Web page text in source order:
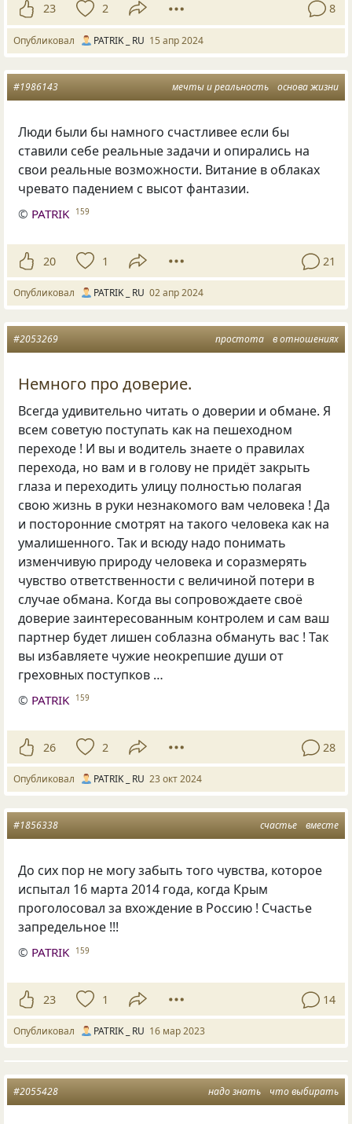
23 2 8
Опубликовал PATRIK _ RU 15 апр 2024
мечты и реальность основа жизни
#1986143
Люди были бы намного счастливее если бы
ставили себе реальные задачи и опирались на
свои реальные возможности. Витание в облаках
чревато падением с высот фантазии.
© PATRIK 159
20 1 21
Опубликовал PATRIK _ RU 02 апр 2024
простота в отношениях
#2053269
Немного про доверие.
Всегда удивительно читать о доверии и обмане. Я
всем советую поступать как на пешеходном
переходе ! И вы и водитель знаете о правилах
перехода, но вам и в голову не придёт закрыть
глаза и переходить улицу полностью полагая
свою жизнь в руки незнакомого вам человека ! Да
и посторонние смотрят на такого человека как на
умалишенного. Так и всюду надо понимать
изменчивую природу человека и соразмерять
чувство ответственности с величиной потери в
случае обмана. Когда вы сопровождаете своё
доверие заинтересованным контролем и сам ваш
партнер будет лишен соблазна обмануть вас ! Так
вы избавляете чужие неокрепшие души от
греховных поступков …
© PATRIK 159
26 2 28
Опубликовал PATRIK _ RU 23 окт 2024
счастье вместе
#1856338
До сих пор не могу забыть того чувства, которое
испытал 16 марта 2014 года, когда Крым
проголосовал за вхождение в Россию ! Счастье
запредельное !!!
© PATRIK 159
23 1 14
Опубликовал PATRIK _ RU 16 мар 2023
надо знать что выбирать
#2055428